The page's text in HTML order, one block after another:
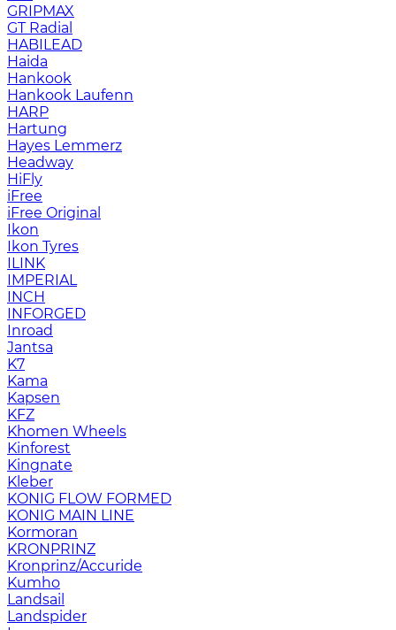
GRIPMAX
GT Radial
HABILEAD
Haida
Hankook
Hankook Laufenn
HARP
Hartung
Hayes Lemmerz
Headway
HiFly
iFree
iFree Original
Ikon
Ikon Tyres
ILINK
IMPERIAL
INCH
INFORGED
Inroad
Jantsa
K7
Kama
Kapsen
KFZ
Khomen Wheels
Kinforest
Kingnate
Kleber
KONIG FLOW FORMED
KONIG MAIN LINE
Kormoran
KRONPRINZ
Kronprinz/Accuride
Kumho
Landsail
Landspider